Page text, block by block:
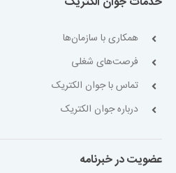
همکاری با سازمان‌ها
فرصت‌های شغلی
تماس با جوان الکتریک
درباره جوان الکتریک
عضویت در خبرنامه